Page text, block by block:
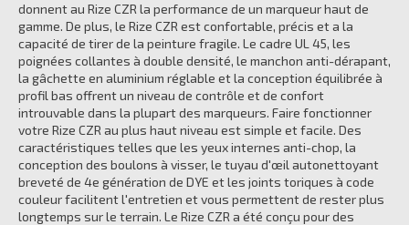
donnent au Rize CZR la performance de un marqueur haut de
gamme. De plus, le Rize CZR est confortable, précis et a la
capacité de tirer de la peinture fragile. Le cadre UL 45, les
poignées collantes à double densité, le manchon anti-dérapant,
la gâchette en aluminium réglable et la conception équilibrée à
profil bas offrent un niveau de contrôle et de confort
introuvable dans la plupart des marqueurs. Faire fonctionner
votre Rize CZR au plus haut niveau est simple et facile. Des
caractéristiques telles que les yeux internes anti-chop, la
conception des boulons à visser, le tuyau d'œil autonettoyant
breveté de 4e génération de DYE et les joints toriques à code
couleur facilitent l'entretien et vous permettent de rester plus
longtemps sur le terrain. Le Rize CZR a été conçu pour des